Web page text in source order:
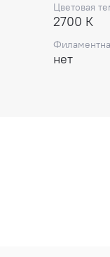
Цветовая
2700 К
нет